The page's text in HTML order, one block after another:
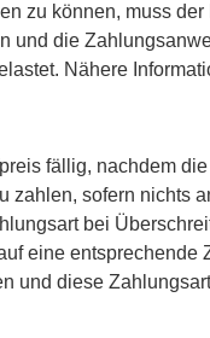
zu können, muss
die
Nähere
fällig, nachdem
sofern
bei
eine
und diese